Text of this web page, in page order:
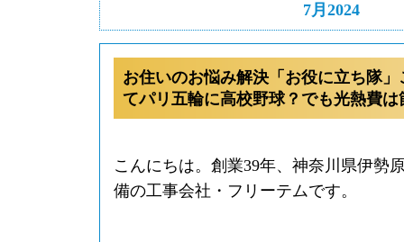
7月2024
お住いのお悩み解決「お役に立ち隊
てパリ五輪に高校野球？でも光熱費は
こんにちは。創業39年、神奈川県伊勢
備の工事会社・フリーテムです。